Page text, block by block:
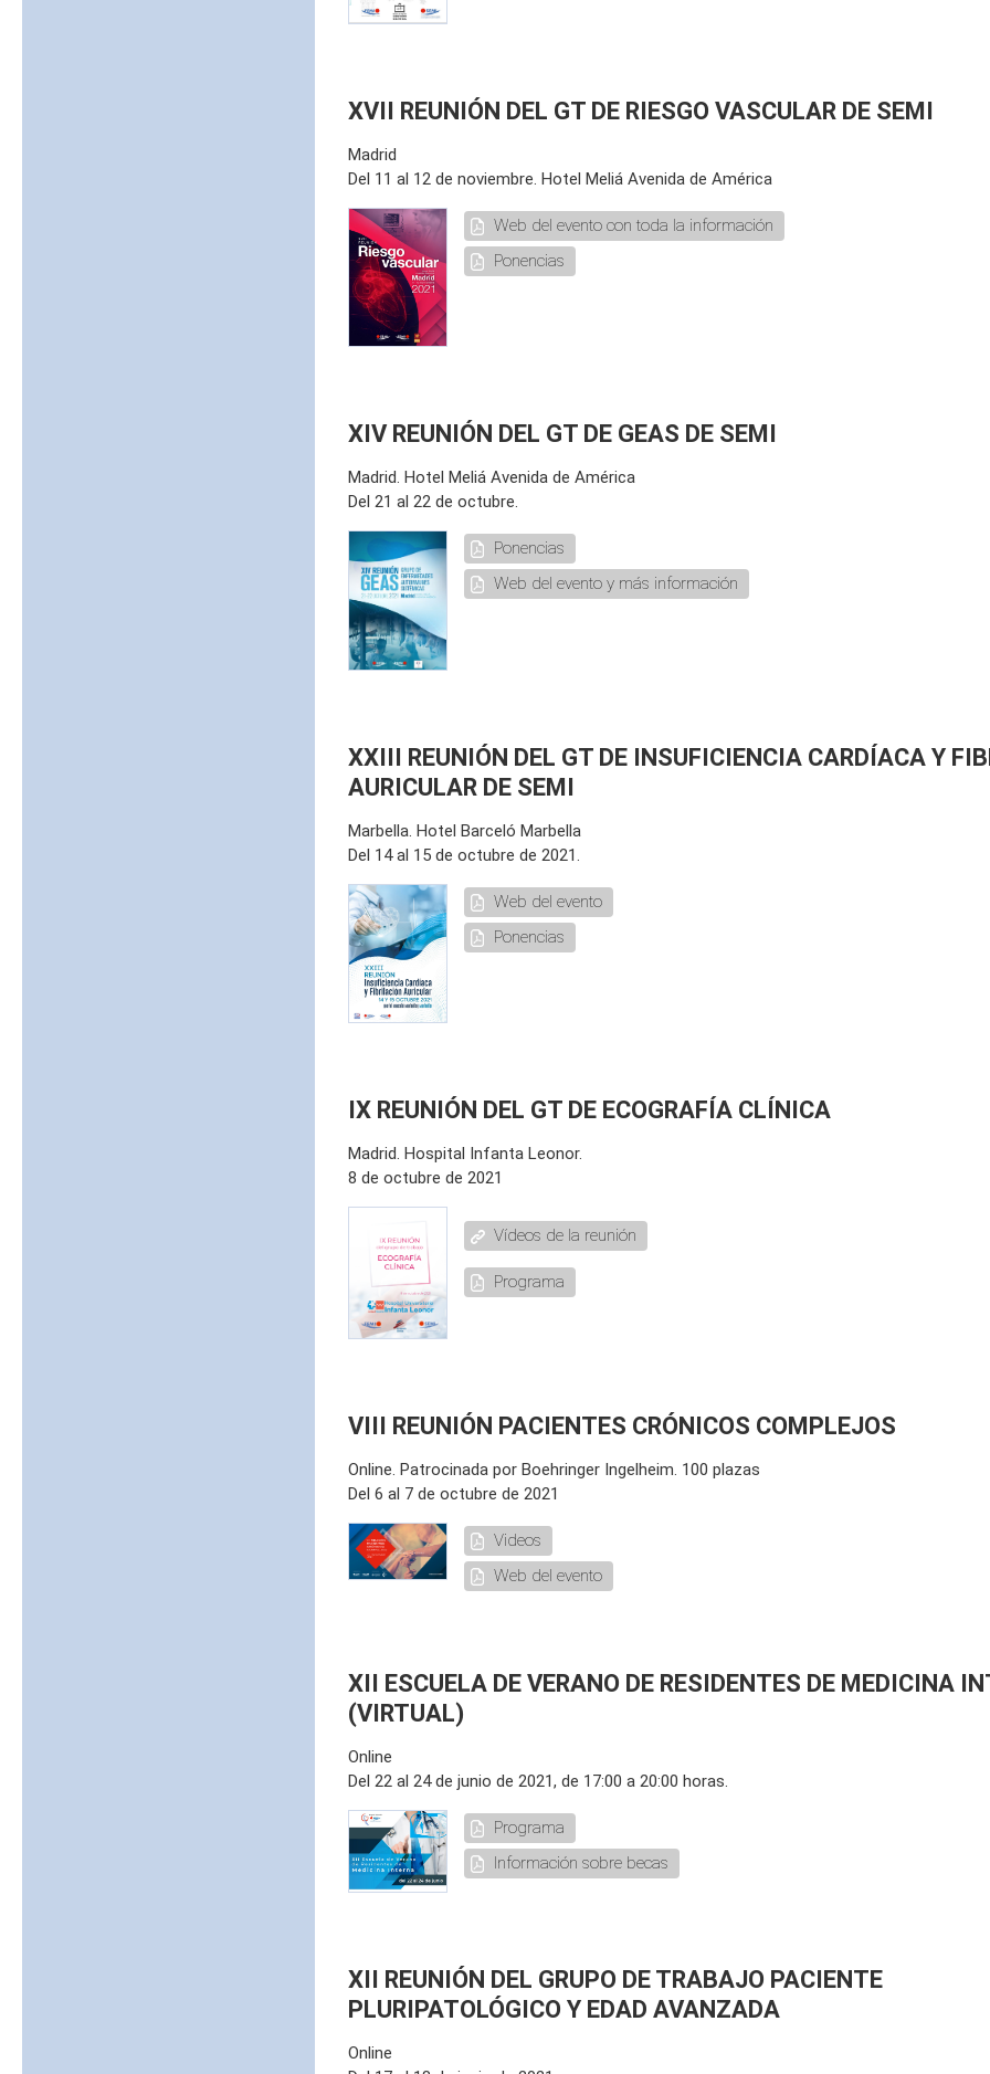
XVII REUNIÓN DEL GT DE RIESGO VASCULAR DE SEMI
Madrid
Del 11 al 12 de noviembre. Hotel Meliá Avenida de América
Web del evento con toda la información
Ponencias
XIV REUNIÓN DEL GT DE GEAS DE SEMI
Madrid. Hotel Meliá Avenida de América
Del 21 al 22 de octubre.
Ponencias
Web del evento y más información
XXIII REUNIÓN DEL GT DE INSUFICIENCIA CARDÍACA Y
AURICULAR DE SEMI
Marbella. Hotel Barceló Marbella
Del 14 al 15 de octubre de 2021.
Web del evento
Ponencias
IX REUNIÓN DEL GT DE ECOGRAFÍA CLÍNICA
Madrid. Hospital Infanta Leonor.
8 de octubre de 2021
Vídeos de la reunión
Programa
VIII REUNIÓN PACIENTES CRÓNICOS COMPLEJOS
Online. Patrocinada por Boehringer Ingelheim. 100 plazas
Del 6 al 7 de octubre de 2021
Videos
Web del evento
XII ESCUELA DE VERANO DE RESIDENTES DE MEDICINA
(VIRTUAL)
Online
Del 22 al 24 de junio de 2021, de 17:00 a 20:00 horas.
Programa
Información sobre becas
XII REUNIÓN DEL GRUPO DE TRABAJO PACIENTE
PLURIPATOLÓGICO Y EDAD AVANZADA
Online